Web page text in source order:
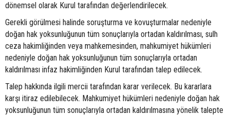
dönemsel olarak Kurul tarafından değerlendirilecek.
Gerekli görülmesi halinde soruşturma ve kovuşturmalar nedeniyle
doğan hak yoksunluğunun tüm sonuçlarıyla ortadan kaldırılması, sulh
ceza hakimliğinden veya mahkemesinden, mahkumiyet hükümleri
nedeniyle doğan hak yoksunluğunun tüm sonuçlarıyla ortadan
kaldırılması infaz hakimliğinden Kurul tarafından talep edilecek.
Talep hakkında ilgili mercii tarafından karar verilecek. Bu kararlara
karşı itiraz edilebilecek. Mahkumiyet hükümleri nedeniyle doğan hak
yoksunluğunun tüm sonuçlarıyla ortadan kaldırılmasına yönelik talepte